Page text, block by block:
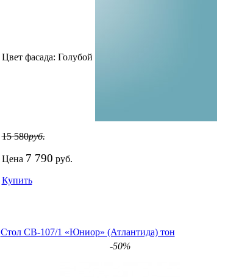
Цвет фасада: Голубой
15 580руб.
Цена 7 790 руб.
Купить
Стол СВ-107/1 «Юниор» (Атлантида) тон
-50%